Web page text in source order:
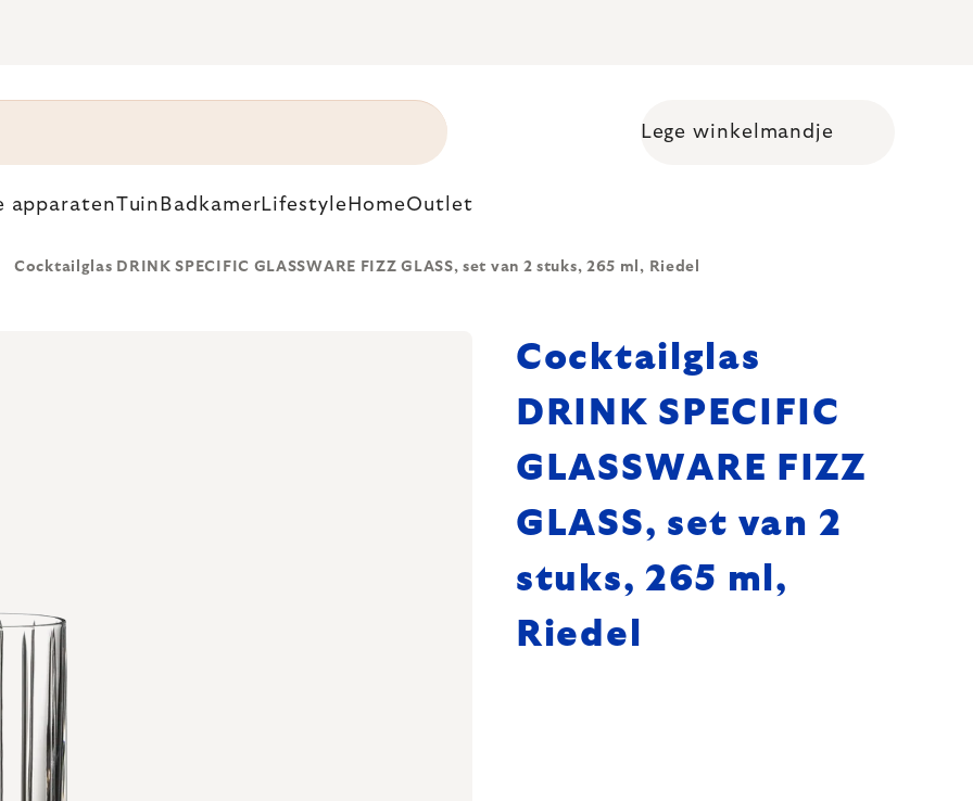
Shopping cart
Lege winkelmandje
apparatenTuin BadkamerLifestyle HomeOutlet
Cocktailglas DRINK SPECIFIC GLASSWARE FIZZ GLASS, set van 2 stuks, 265 ml, Riedel
Cocktailglas
DRINK SPECIFIC
GLASSWARE FIZZ
GLASS, set van 2
stuks, 265 ml,
Riedel